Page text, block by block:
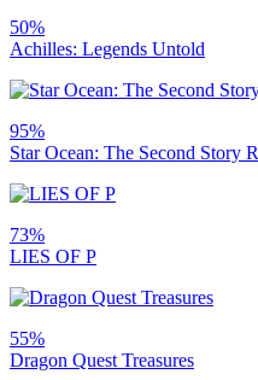
50%
Achilles: Legends Untold
95%
Star Ocean: The Second Story R
73%
LIES OF P
55%
Dragon Quest Treasures